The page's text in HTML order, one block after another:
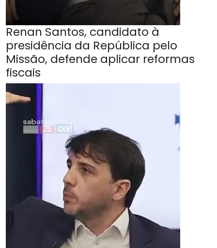
Renan Santos, candidato à
presidência da República pelo
Missão, defende aplicar reformas
fiscais